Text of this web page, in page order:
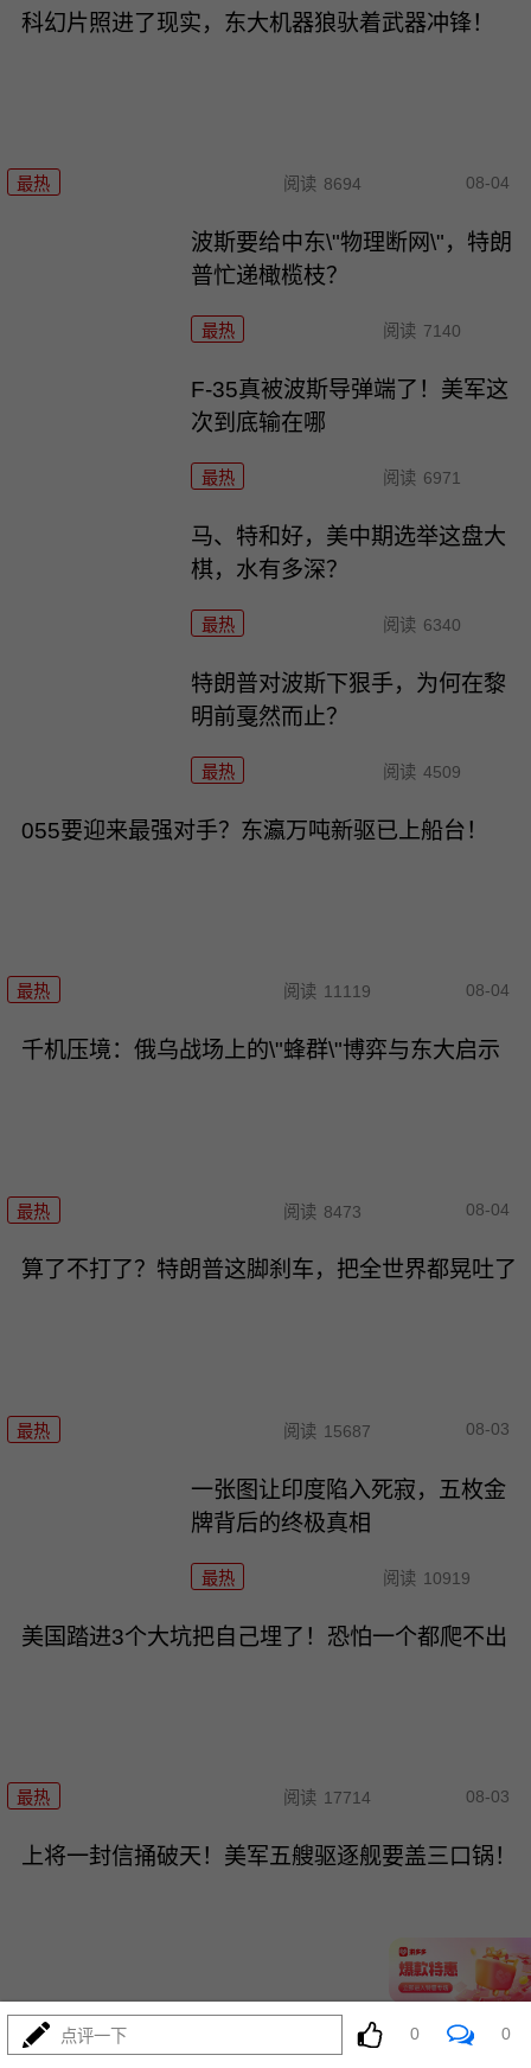
科幻片照进了现实，东大机器狼驮着武器冲锋！
最热 阅读 8694 08-04
波斯要给中东\"物理断网\"，特朗
普忙递橄榄枝？
最热 阅读 7140
F-35真被波斯导弹端了！美军这
次到底输在哪
最热 阅读 6971
马、特和好，美中期选举这盘大
棋，水有多深？
最热 阅读 6340
特朗普对波斯下狠手，为何在黎
明前戛然而止？
最热 阅读 4509
055要迎来最强对手？东瀛万吨新驱已上船台！
最热 阅读 11119 08-04
千机压境：俄乌战场上的\"蜂群\"博弈与东大启示
最热 阅读 8473 08-04
算了不打了？特朗普这脚刹车，把全世界都晃吐了
最热 阅读 15687 08-03
一张图让印度陷入死寂，五枚金
牌背后的终极真相
最热 阅读 10919
美国踏进3个大坑把自己埋了！恐怕一个都爬不出
最热 阅读 17714 08-03
上将一封信捅破天！美军五艘驱逐舰要盖三口锅！
最热 阅读 7556
点评一下 0 0